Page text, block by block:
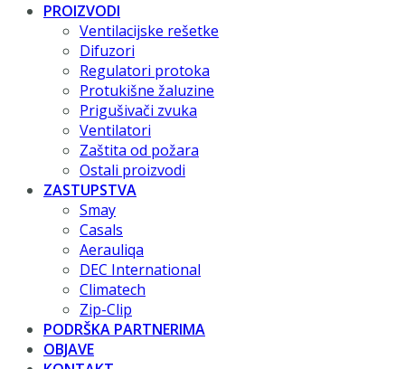
PROIZVODI
Ventilacijske rešetke
Difuzori
Regulatori protoka
Protukišne žaluzine
Prigušivači zvuka
Ventilatori
Zaštita od požara
Ostali proizvodi
ZASTUPSTVA
Smay
Casals
Aerauliqa
DEC International
Climatech
Zip-Clip
PODRŠKA PARTNERIMA
OBJAVE